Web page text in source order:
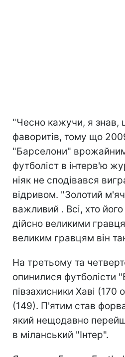
"Чесно кажучи, я знав,
фаворитів, тому що
"Барселони"
футболіст в інтерв'ю
ніяк не сподівався
відривом. "Золотий
важливий . Всі, хто
дійсно великими
великим гравцям він
На третьому та
опинилися футболісти
півзахисники Хаві (170
(149). П'ятим став
який нещодавно
в міланський "Інтер".